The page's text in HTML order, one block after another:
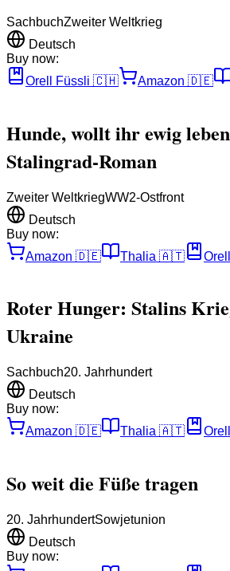
SachbuchZweiter Weltkrieg
Deutsch
Buy now:
Orell Füssli 🇨🇭 Amazon 🇩🇪
Hunde, wollt ihr ewig
Stalingrad-Roman
Zweiter WeltkriegWW2-Ostfront
Deutsch
Buy now:
Amazon 🇩🇪 Thalia 🇦🇹
Roter Hunger: Stalins
Ukraine
Sachbuch20. Jahrhundert
Deutsch
Buy now:
Amazon 🇩🇪 Thalia 🇦🇹
So weit die Füße tragen
20. JahrhundertSowjetunion
Deutsch
Buy now: